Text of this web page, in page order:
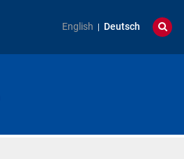
English Deutsch